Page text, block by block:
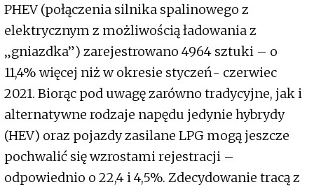
PHEV (połączenia silnika spalinowego z
elektrycznym z możliwością ładowania z
„gniazdka”) zarejestrowano 4964 sztuki – o
11,4% więcej niż w okresie styczeń- czerwiec
2021. Biorąc pod uwagę zarówno tradycyjne, jak i
alternatywne rodzaje napędu jedynie hybrydy
(HEV) oraz pojazdy zasilane LPG mogą jeszcze
pochwalić się wzrostami rejestracji –
odpowiednio o 22,4 i 4,5%. Zdecydowanie tracą z